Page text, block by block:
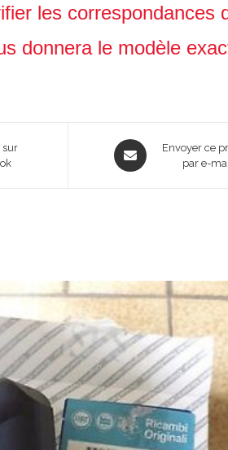
les
donnera le modèle
sur
Opens
in
Envoyer ce
par e-